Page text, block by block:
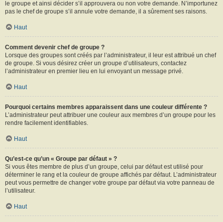
le groupe et ainsi décider s’il approuvera ou non votre demande. N’importunez
pas le chef de groupe s’il annule votre demande, il a sûrement ses raisons.
Haut
Comment devenir chef de groupe ?
Lorsque des groupes sont créés par l’administrateur, il leur est attribué un chef
de groupe. Si vous désirez créer un groupe d’utilisateurs, contactez
l’administrateur en premier lieu en lui envoyant un message privé.
Haut
Pourquoi certains membres apparaissent dans une couleur différente ?
L’administrateur peut attribuer une couleur aux membres d’un groupe pour les
rendre facilement identifiables.
Haut
Qu’est-ce qu’un « Groupe par défaut » ?
Si vous êtes membre de plus d’un groupe, celui par défaut est utilisé pour
déterminer le rang et la couleur de groupe affichés par défaut. L’administrateur
peut vous permettre de changer votre groupe par défaut via votre panneau de
l’utilisateur.
Haut